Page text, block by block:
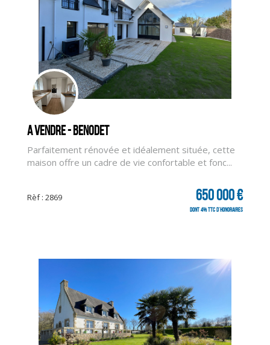
CLIQUER ICI POUR AGRANDIR
A vendre - BENODET
Parfaitement rénovée et idéalement située, cette
maison offre un cadre de vie confortable et fonc...
Rèf : 2869 650 000 €
dont 4% TTC d'honoraires